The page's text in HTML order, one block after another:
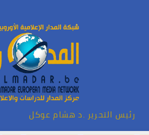
رئيس التحرير .د هشام عوكل